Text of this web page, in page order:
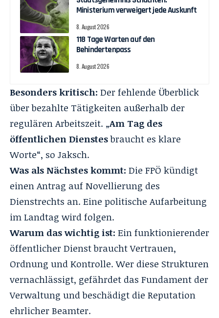
Ministerium verweigert jede Auskunft
8. August 2026
118 Tage Warten auf den
Behindertenpass
8. August 2026
Besonders kritisch: Der fehlende Überblick
über bezahlte Tätigkeiten außerhalb der
regulären Arbeitszeit. „Am Tag des
öffentlichen Dienstesbraucht es klare
Worte“, so Jaksch.
Was als Nächstes kommt: Die FPÖ kündigt
einen Antrag auf Novellierung des
Dienstrechts an. Eine politische Aufarbeitung
im Landtag wird folgen.
Warum das wichtig ist: Ein funktionierender
öffentlicher Dienst braucht Vertrauen,
Ordnung und Kontrolle. Wer diese Strukturen
vernachlässigt, gefährdet das Fundament der
Verwaltung und beschädigt die Reputation
ehrlicher Beamter.